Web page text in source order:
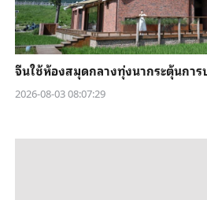
จีนใช้ห้องสมุดกลางทุ่งนากระตุ้นการ
2026-08-03 08:07:29